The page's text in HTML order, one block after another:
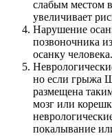
слабым местом
увеличивает
Нарушение
позвоночника
осанку человека.
но если грыжа
размещена
мозг или
покалывание